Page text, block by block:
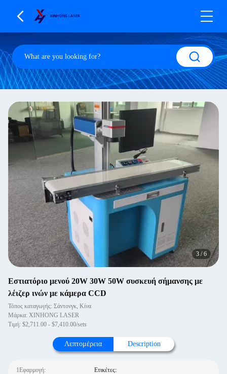
3 /6
Εστιατόριο μενού 20W 30W 50W συσκευή σήμανσης με
λέιζερ ινών με κάμερα CCD
Τόπος καταγωγής: Σάντονγκ, Κίνα
Μάρκα: XINHONG LASER
Τιμή: $2,711.00 - $7,410.00/sets
Λεπτομέρεια Description
1Εφαρμογή: Ετικέτες: